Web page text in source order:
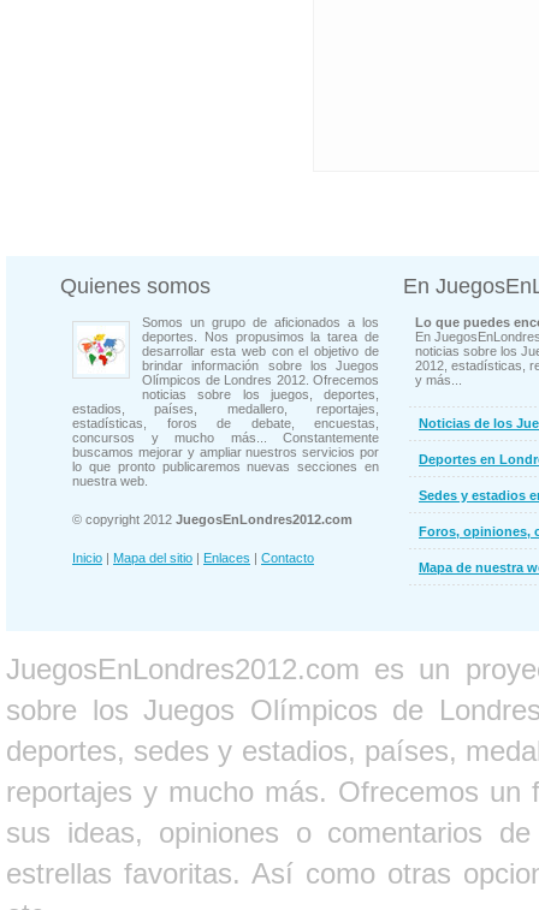
Quienes somos
Somos un grupo de aficionados a los
deportes. Nos propusimos la tarea de
desarrollar esta web con el objetivo de
brindar información sobre los Juegos
Olímpicos de Londres 2012. Ofrecemos
noticias sobre los juegos, deportes,
estadios, países, medallero, reportajes,
estadísticas, foros de debate, encuestas,
concursos y mucho más... Constantemente
buscamos mejorar y ampliar nuestros servicios por
lo que pronto publicaremos nuevas secciones en
nuestra web.
© copyright 2012 JuegosEnLondres2012.com
Inicio | Mapa del sitio | Enlaces | Contacto
En
Lo que puedes
En
noticias sobre los
2012, estadísticas,
y más...
Noticias de los
Deportes en
Sedes y estadios
Foros, opiniones,
Mapa de nuestra
JuegosEnLondres2012.com es un
sobre los Juegos Olímpicos de
deportes, sedes y estadios, países,
reportajes y mucho más. Ofrecemos un
sus ideas, opiniones o comentarios
estrellas favoritas. Así como otras